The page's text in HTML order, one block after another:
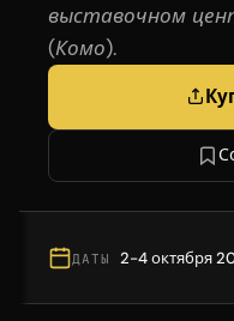
выставочном
(Комо).
ДАТЫ 2-4 октября